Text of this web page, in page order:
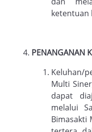
ketentuan
PENANGANAN
Keluhan/
Multi
dapat
melalui
Bimasakti